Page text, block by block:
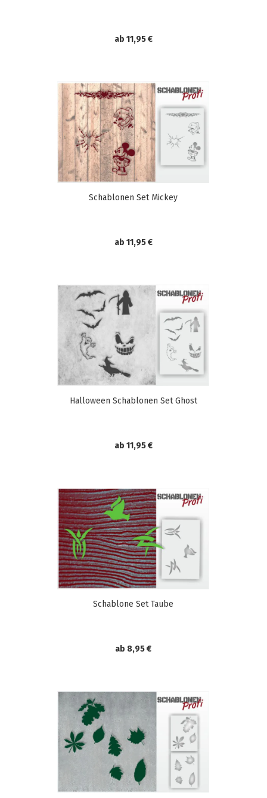
ab 11,95 €
Schablonen Set Mickey
ab 11,95 €
Halloween Schablonen Set Ghost
ab 11,95 €
Schablone Set Taube
ab 8,95 €